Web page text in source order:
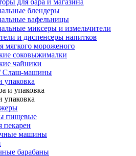
для бара и магазина
блендеры
вафельницы
миксеры и измельчители
и диспенсеры напитков
мягкого мороженого
соковыжималки
чайники
Слаш-машины
упаковка
и упаковка
упаковка
пищевые
пекарен
машины
барабаны